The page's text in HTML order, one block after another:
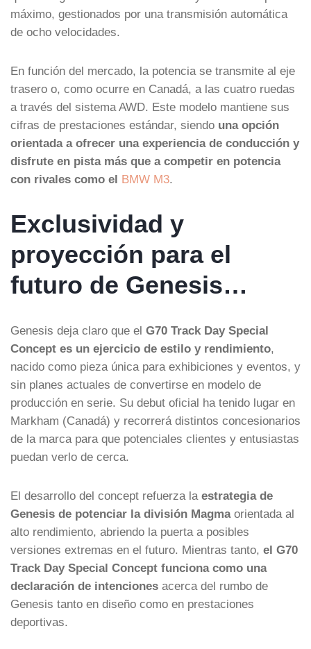
máximo, gestionados por una transmisión automática
de ocho velocidades.
En función del mercado, la potencia se transmite al eje
trasero o, como ocurre en Canadá, a las cuatro ruedas
a través del sistema AWD. Este modelo mantiene sus
cifras de prestaciones estándar, siendo una opción
orientada a ofrecer una experiencia de conducción y
disfrute en pista más que a competir en potencia
con rivales como el BMW M3.
Exclusividad y
proyección para el
futuro de Genesis…
Genesis deja claro que el G70 Track Day Special
Concept es un ejercicio de estilo y rendimiento,
nacido como pieza única para exhibiciones y eventos, y
sin planes actuales de convertirse en modelo de
producción en serie. Su debut oficial ha tenido lugar en
Markham (Canadá) y recorrerá distintos concesionarios
de la marca para que potenciales clientes y entusiastas
puedan verlo de cerca.
El desarrollo del concept refuerza la estrategia de
Genesis de potenciar la división Magmaorientada al
alto rendimiento, abriendo la puerta a posibles
versiones extremas en el futuro. Mientras tanto, el G70
Track Day Special Concept funciona como una
declaración de intenciones acerca del rumbo de
Genesis tanto en diseño como en prestaciones
deportivas.